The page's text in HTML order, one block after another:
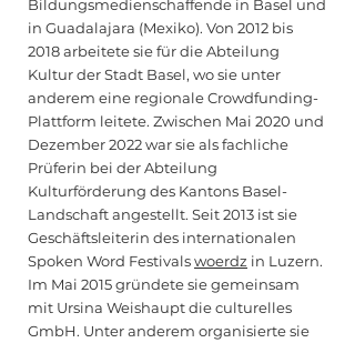
Bildungsmedienschaffende in Basel und
in Guadalajara (Mexiko). Von 2012 bis
2018 arbeitete sie für die Abteilung
Kultur der Stadt Basel, wo sie unter
anderem eine regionale Crowdfunding-
Plattform leitete. Zwischen Mai 2020 und
Dezember 2022 war sie als fachliche
Prüferin bei der Abteilung
Kulturförderung des Kantons Basel-
Landschaft angestellt. Seit 2013 ist sie
Geschäftsleiterin des internationalen
Spoken Word Festivalswoerdz in Luzern.
Im Mai 2015 gründete sie gemeinsam
mit Ursina Weishaupt die culturelles
GmbH. Unter anderem organisierte sie